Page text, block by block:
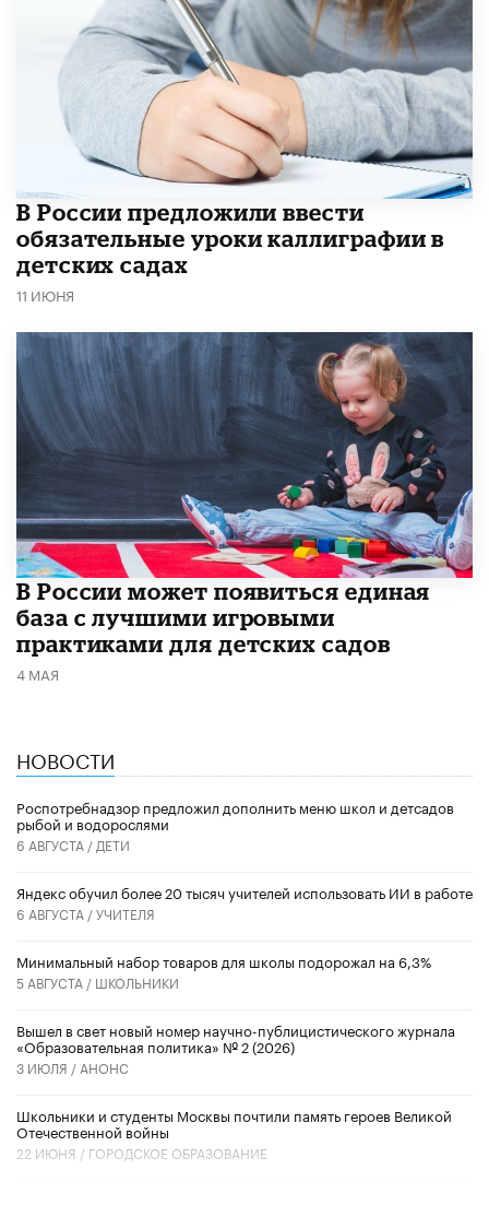
В России предложили ввести
обязательные уроки каллиграфии в
детских садах
11 ИЮНЯ
В России может появиться единая
база с лучшими игровыми
практиками для детских садов
4 МАЯ
НОВОСТИ
Роспотребнадзор предложил дополнить меню школ и детсадов
рыбой и водорослями
6 АВГУСТА / ДЕТИ
​Яндекс обучил более 20 тысяч учителей использовать ИИ в работе
6 АВГУСТА /УЧИТЕЛЯ
Минимальный набор товаров для школы подорожал на 6,3%
5 АВГУСТА / ШКОЛЬНИКИ
Вышел в свет новый номер научно-публицистического журнала
«Образовательная политика» № 2 (2026)
3 ИЮЛЯ / АНОНС
Школьники и студенты Москвы почтили память героев Великой
Отечественной войны
22 ИЮНЯ / ГОРОДСКОЕ ОБРАЗОВАНИЕ